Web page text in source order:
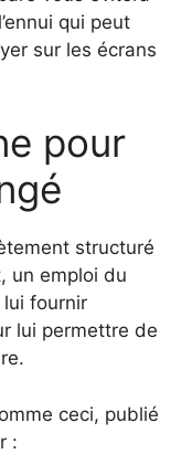
qui peut
sur les écrans
pour
structuré
un emploi du
fournir
lui permettre de
ceci, publié
: